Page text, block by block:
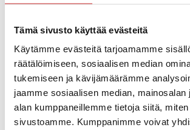
Tämä sivusto käyttää evästeitä
Käytämme evästeitä tarjoamamme
räätälöimiseen, sosiaalisen median
tukemiseen ja kävijämäärämme
jaamme sosiaalisen median, mainosalan
alan kumppaneillemme tietoja siitä,
sivustoamme. Kumppanimme voivat
vuorokauden että julkaisuviikon
striimannut albumi. Albumilta
kappaletta Suomen virallisen
10:een. Jättihitiksi kasvanut
ylitti seitsenkertaisen platinarajan
2024 ylivoimaisesti striimatuin
kappale.